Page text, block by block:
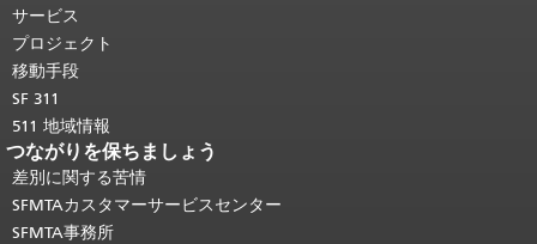
り返されます。
頭に戻る。
サービス
プロジェクト
移動手段
SF 311
511 地域情報
つながりを保ちましょう
差別に関する苦情
SFMTAカスタマーサービスセンター
SFMTA事務所